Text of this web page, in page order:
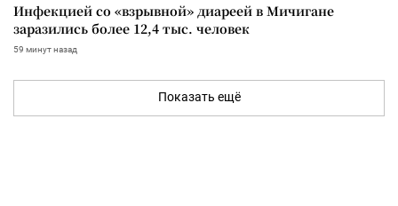
Инфекцией со «взрывной» диареей в Мичигане
заразились более 12,4 тыс. человек
59 минут назад
Показать ещё